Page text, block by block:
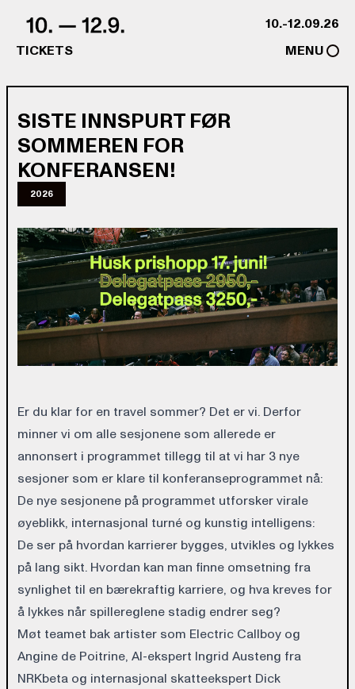
10.-12.09.26
TICKETS
MENU
SISTE INNSPURT FØR
SOMMEREN FOR
KONFERANSEN!
2026
Er du klar for en travel sommer? Det er vi. Derfor
minner vi om alle sesjonene som allerede er
annonsert i programmet tillegg til at vi har 3 nye
sesjoner som er klare til konferanseprogrammet nå:
De nye sesjonene på programmet utforsker virale
øyeblikk, internasjonal turné og kunstig intelligens:
De ser på hvordan karrierer bygges, utvikles og lykkes
på lang sikt. Hvordan kan man finne omsetning fra
synlighet til en bærekraftig karriere, og hva kreves for
å lykkes når spillereglene stadig endrer seg?
Møt teamet bak artister som Electric Callboy og
Angine de Poitrine, AI-ekspert Ingrid Austeng fra
NRKbeta og internasjonal skatteekspert Dick